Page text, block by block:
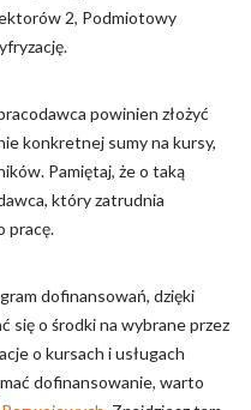
2, Podmiotowy
powinien złożyć
konkretnej sumy na kursy,
Pamiętaj, że o taką
który zatrudnia
pracę.
dofinansowań, dzięki
się o środki na wybrane przez
o kursach i usługach
dofinansowanie, warto